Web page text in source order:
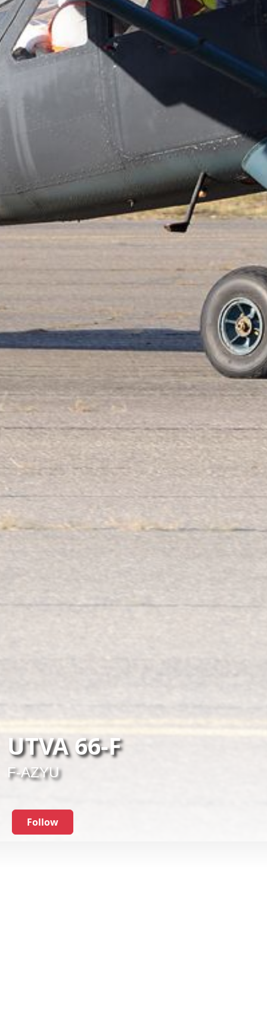
UTVA 66-F
F-AZYU
Follow